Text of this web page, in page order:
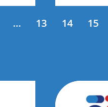
… 13 14 15